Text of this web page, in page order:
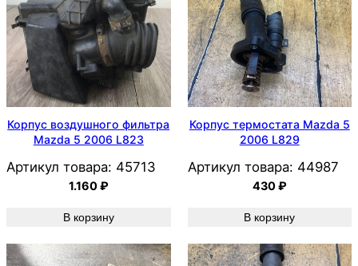
Корпус воздушного фильтра
Mazda 5 2006 L823
Артикул товара: 45713
1.160₽
В корзину
Корпус термостата Mazda 5
2006 L829
Артикул товара: 44987
430₽
В корзину